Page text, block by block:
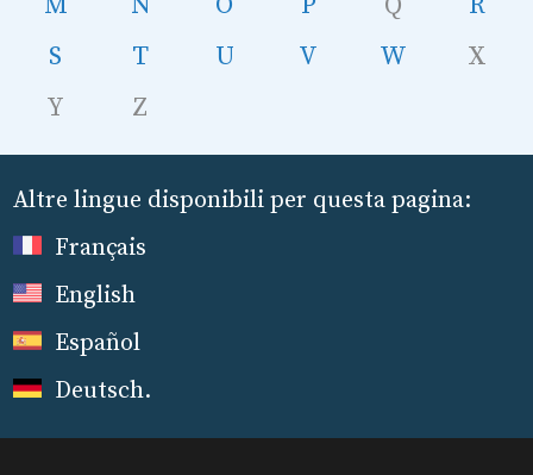
S
T U V W
X
Y
Z
Altre lingue disponibili per questa pagina:
Français
English
Español
Deutsch.